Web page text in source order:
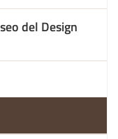
del Design